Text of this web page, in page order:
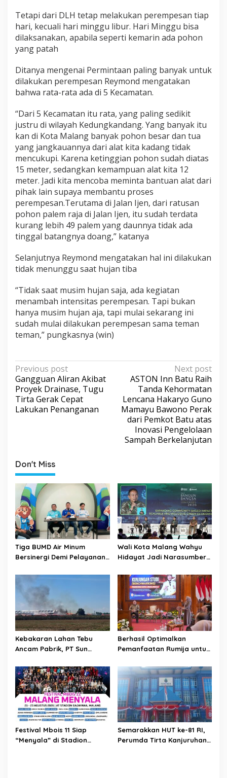
Tetapi dari DLH tetap melakukan perempesan tiap
hari, kecuali hari minggu libur. Hari Minggu bisa
dilaksanakan, apabila seperti kemarin ada pohon
yang patah
Ditanya mengenai Permintaan paling banyak untuk
dilakukan perempesan Reymond mengatakan
bahwa rata-rata ada di 5 Kecamatan.
“Dari 5 Kecamatan itu rata, yang paling sedikit
justru di wilayah Kedungkandang. Yang banyak itu
kan di Kota Malang banyak pohon besar dan tua
yang jangkauannya dari alat kita kadang tidak
mencukupi. Karena ketinggian pohon sudah diatas
15 meter, sedangkan kemampuan alat kita 12
meter. Jadi kita mencoba meminta bantuan alat dari
pihak lain supaya membantu proses
perempesan.Terutama di Jalan Ijen, dari ratusan
pohon palem raja di Jalan Ijen, itu sudah terdata
kurang lebih 49 palem yang daunnya tidak ada
tinggal batangnya doang,” katanya
Selanjutnya Reymond mengatakan hal ini dilakukan
tidak menunggu saat hujan tiba
“Tidak saat musim hujan saja, ada kegiatan
menambah intensitas perempesan. Tapi bukan
hanya musim hujan aja, tapi mulai sekarang ini
sudah mulai dilakukan perempesan sama teman
teman,” pungkasnya (win)
P
o
s
t
i
g
a
t
i
o
n
Previous post
Gangguan Aliran Akibat
Proyek Drainase, Tugu
Tirta Gerak Cepat
Lakukan Penanganan
Next post
ASTON Inn Batu Raih
Tanda Kehormatan
Lencana Hakaryo Guno
Mamayu Bawono Perak
dari Pemkot Batu atas
Inovasi Pengelolaan
Sampah Berkelanjutan
Don't Miss
Tiga BUMD Air Minum
Bersinergi Demi Pelayanan
Raya
Wali Kota Malang Wahyu
Hidayat Jadi Narasumber
Conference 2026
Kebakaran Lahan Tebu
Ancam Pabrik, PT Sun
Aman dan Nihil Korban
Berhasil Optimalkan
Pemanfaatan Rumija untuk
Benchmarking di Kota
Mojokerto
Festival Mbois 11 Siap
“Menyala” di Stadion
Semarakkan HUT ke-81 RI,
Perumda Tirta Kanjuruhan